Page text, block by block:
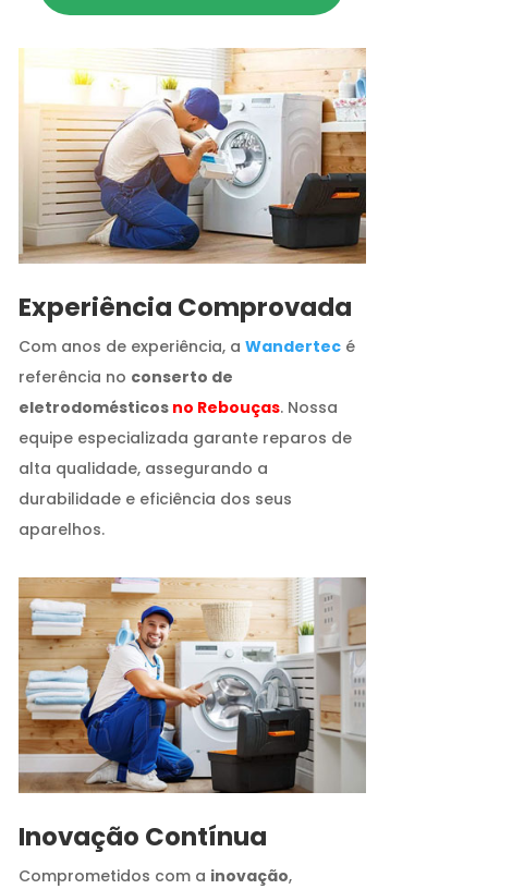
​Experiência Comprovada
Com anos de experiência, a Wandertecé
referência no conserto de
eletrodomésticos no Rebouças. Nossa
equipe especializada garante reparos de
alta qualidade, assegurando a
durabilidade e eficiência dos seus
aparelhos.
Inovação Contínua
Comprometidos com a inovação,